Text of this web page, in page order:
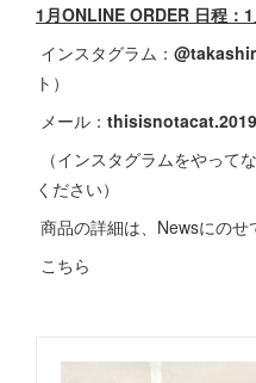
1月ONLINE ORDER 日程：
インスタグラム：
ト）
メール：
（インスタグラムをやって
ください）
商品の詳細は、Newsにのせ
こちら